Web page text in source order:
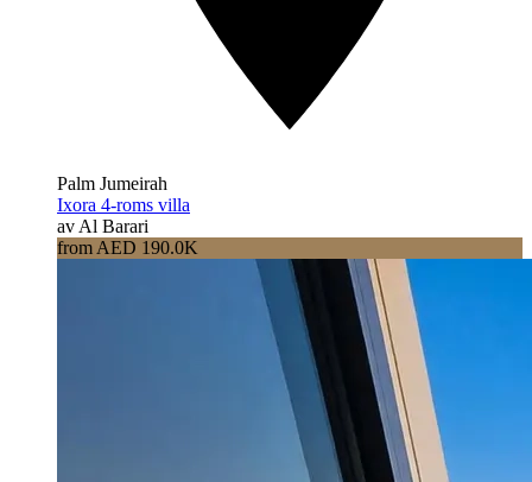
Palm Jumeirah
Ixora 4-roms villa
av Al Barari
from AED 190.0K